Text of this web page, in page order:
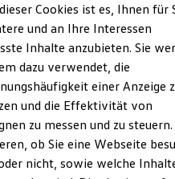
Förderung
und Konnektivität
ID. Software 6
Software Versionen und
Extras
zu Ihrem ID.
R und R Experience
Experience
mit Erlaubnis nach
Register-
IHK Köln
58 50 (Festnetzpreis 0,20 €/
maximal 0,60 €/Anruf)
Zuständige
Köln, Unter
10-26, 50667 Köln
Cookies ist es, Ihnen für
und an Ihre Interessen
Inhalte anzubieten. Sie
dazu verwendet, die
einer Anzeige
und die Effektivität von
zu messen und zu steuern.
ob Sie eine Webseite
nicht, sowie welche